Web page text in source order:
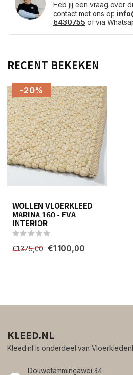
Heb jij een vraag over
contact met ons op
8430755 of via
RECENT BEKEKEN
-20%
WOLLEN VLOERKLEED
MARINA 160 - EVA
INTERIOR
€1.375,00 €1.100,00
KLEED.NL
Kleed.nl is onderdeel van
Douwetammingawei 34